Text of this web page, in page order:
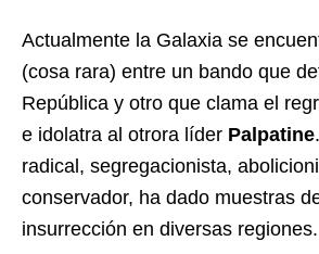
Actualmente la Galaxia se
(cosa rara) entre un bando que
República y otro que clama el
e idolatra al otrora líder Palpatine
radical, segregacionista,
conservador, ha dado muestras
insurrección en diversas regiones.